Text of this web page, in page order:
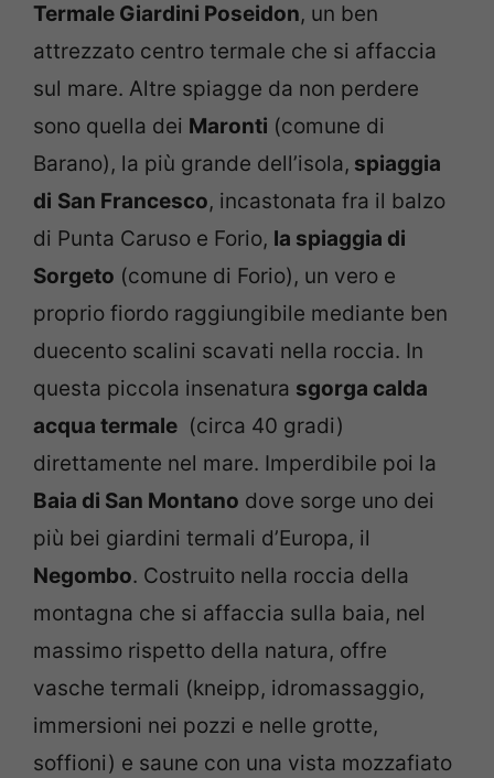
Termale Giardini Poseidon, un ben
attrezzato centro termale che si affaccia
sul mare. Altre spiagge da non perdere
sono quella dei Maronti (comune di
Barano), la più grande dell’isola, spiaggia
di San Francesco, incastonata fra il balzo
di Punta Caruso e Forio, la spiaggia di
Sorgeto (comune di Forio), un vero e
proprio fiordo raggiungibile mediante ben
duecento scalini scavati nella roccia. In
questa piccola insenatura sgorga calda
acqua termale (circa 40 gradi)
direttamente nel mare. Imperdibile poi la
Baia di San Montano dove sorge uno dei
più bei giardini termali d’Europa, il
Negombo. Costruito nella roccia della
montagna che si affaccia sulla baia, nel
massimo rispetto della natura, offre
vasche termali (kneipp, idromassaggio,
immersioni nei pozzi e nelle grotte,
soffioni) e saune con una vista mozzafiato